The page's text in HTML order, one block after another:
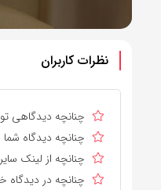
نظرات کاربران
چنانچه دیدگاهی
چنانچه دیدگاه
چنانچه از لینک
چنانچه در دیدگاه